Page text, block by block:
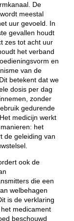
De
meestal
uur gevoeld. In
gevallen houdt
zes tot acht uur
het verband
en
van de
betekent dat we
dosis per dag
zonder
gedurende
medicijn werkt
het
de geleiding van
ook de
die een
welbehagen
is de verklaring
medicament
beschouwd